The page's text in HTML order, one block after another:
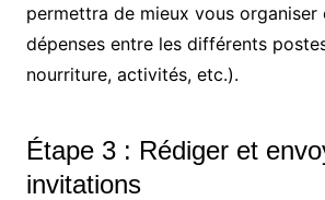
permettra de mieux vous
dépenses entre les différents
nourriture, activités, etc.).
Étape 3 : Rédiger et
invitations